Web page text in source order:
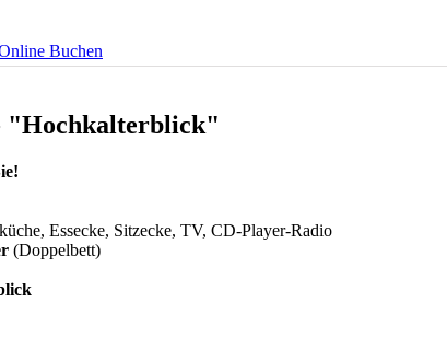
Buchen
"Hochkalterblick"
Essecke, Sitzecke, TV, CD-Player-Radio
(Doppelbett)